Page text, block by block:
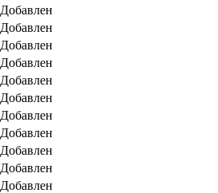
Добавлен
Добавлен
Добавлен
Добавлен
Добавлен
Добавлен
Добавлен
Добавлен
Добавлен
Добавлен
Добавлен